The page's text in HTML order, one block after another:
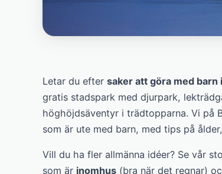
Letar du efter saker att göra med barn
gratis stadspark med djurpark,
höghöjdsäventyr i trädtopparna. Vi på
som är ute med barn, med tips på
Vill du ha fler allmänna idéer? Se vår
som är inomhus (bra när det regnar)